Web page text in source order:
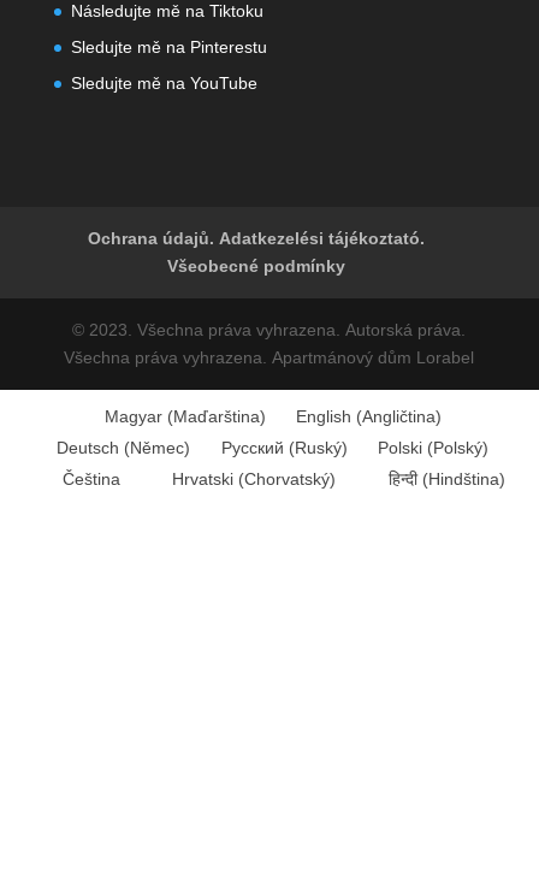
Následujte mě na Tiktoku
Sledujte mě na Pinterestu
Sledujte mě na YouTube
Ochrana údajů. Adatkezelési tájékoztató.
Všeobecné podmínky
© 2023. Všechna práva vyhrazena. Autorská práva.
Všechna práva vyhrazena. Apartmánový dům Lorabel
Magyar(Maďarština) English (Angličtina)
Deutsch (Němec) Русский (Ruský) Polski (Polský)
Čeština
Hrvatski (Chorvatský) हिन्दी(Hindština)